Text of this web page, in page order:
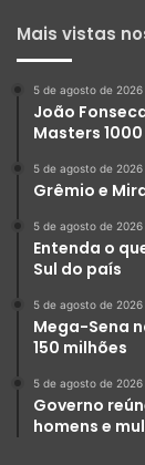
Mais vistas
5 de agosto de 2026
João
Masters
5 de agosto de 2026
Grêmio e
5 de agosto de 2026
Entenda o
Sul do país
5 de agosto de 2026
Mega-Sena
150 milhões
5 de agosto de 2026
Governo
homens e